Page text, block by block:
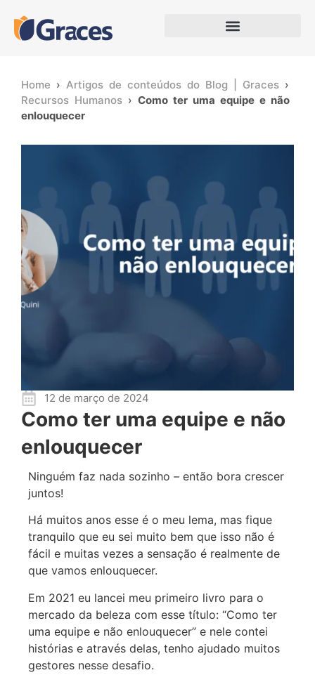
Home › Artigos de conteúdos do Blog | Graces ›
Recursos Humanos › Como ter uma equipe e não
enlouquecer
12 de março de 2024
Como ter uma equipe e não
enlouquecer
Ninguém faz nada sozinho – então bora crescer
juntos!
Há muitos anos esse é o meu lema, mas fique
tranquilo que eu sei muito bem que isso não é
fácil e muitas vezes a sensação é realmente de
que vamos enlouquecer.
Em 2021 eu lancei meu primeiro livro para o
mercado da beleza com esse título: “Como ter
uma equipe e não enlouquecer” e nele contei
histórias e através delas, tenho ajudado muitos
gestores nesse desafio.